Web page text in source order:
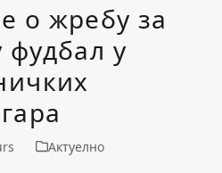
о жребу за
у
Актуелно